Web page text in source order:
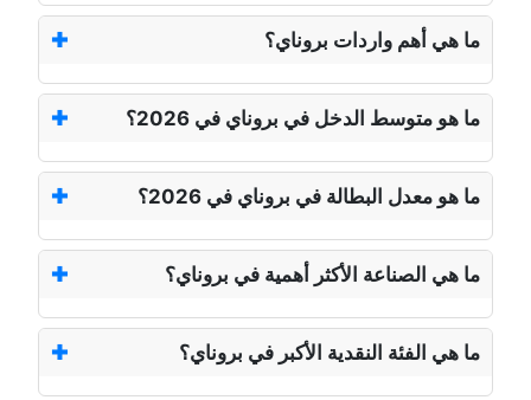
ما هي أهم واردات بروناي؟
ما هو متوسط الدخل في بروناي في 2026؟
ما هو معدل البطالة في بروناي في 2026؟
ما هي الصناعة الأكثر أهمية في بروناي؟
ما هي الفئة النقدية الأكبر في بروناي؟